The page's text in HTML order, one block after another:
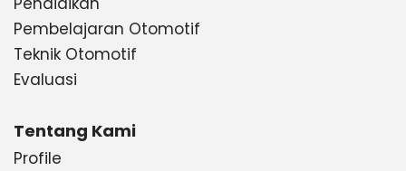
Pembelajaran Otomotif
Teknik Otomotif
Evaluasi
Tentang Kami
Profile